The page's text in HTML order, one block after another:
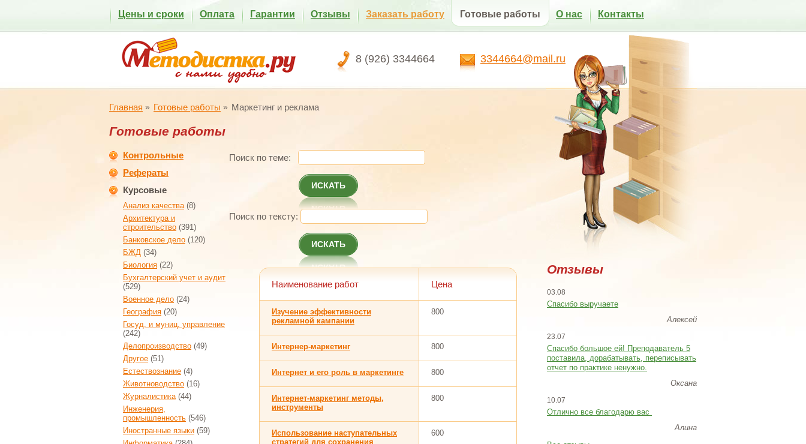
8 (926) 3344664 3344664@mail.ru
Цены и сроки Оплата Гарантии Отзывы Заказать работу Готовые работы О нас Контакты
Главная Готовые работы Маркетинг и реклама
Готовые работы
Контрольные
Рефераты
Курсовые
Анализ качества(8)
Архитектура и
строительство (391)
Банковское дело (120)
БЖД (34)
Биология (22)
Бухгалтерский учет и аудит
(529)
Военное дело (24)
География (20)
Госуд. и муниц. управление
(242)
Делопроизводство (49)
Другое (51)
Естествознание (4)
Животноводство (16)
Журналистика(44)
Инженерия,
промышленность (546)
Иностранные языки (59)
Поиск по теме:
ИСКАТЬ
Поиск по тексту:
ИСКАТЬ
Наименование работ Цена
Изучение эффективности
рекламной кампании
800
Интернер-маркетинг 800
Интернет и его роль в маркетинге 800
Интернет-маркетинг методы,
инструменты
800
Использование наступательных
стратегий для сохранения
600
Отзывы
03.08
Спасибо выручаете
Алексей
23.07
Cпасибо большое ей! Преподаватель 5
поставила, дорабатывать, переписывать
отчет по практике ненужно.
Оксана
10.07
Отлично все благодарю вас
Алина